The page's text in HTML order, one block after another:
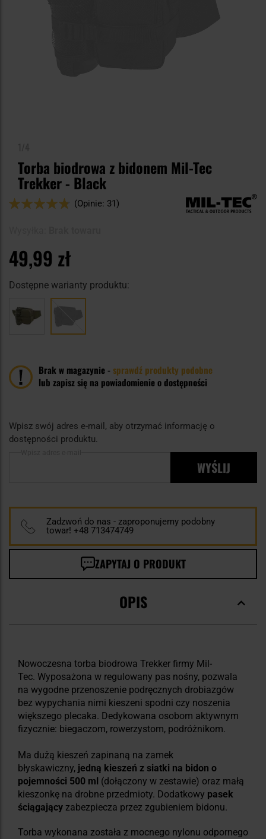
Torba biodrowa z bidonem Mil-Tec
Trekker - Black
Ocena:
(Opinie: 31)
49,99 zł
Dostępne warianty produktu:
Brak w magazynie -sprawdź produkty podobne
lub zapisz się na powiadomienie o dostępności
Wpisz swój adres e-mail, aby otrzymać informację o
dostępności produktu.
WYŚLIJ
Zadzwoń do nas - zaproponujemy podobny
towar! +48 713474749
ZAPYTAJ O PRODUKT
OPIS
Nowoczesna torba biodrowa Trekker firmy Mil-
Tec. Wyposażona w regulowany pas nośny, pozwala
na wygodne przenoszenie podręcznych drobiazgów
bez wypychania nimi kieszeni spodni czy noszenia
większego plecaka. Dedykowana osobom aktywnym
fizycznie: biegaczom, rowerzystom, podróżnikom.
Ma dużą kieszeń zapinaną na zamek
błyskawiczny, jedną kieszeń z siatki na bidon o
pojemności 500 ml (dołączony w zestawie) oraz małą
kieszonkę na drobne przedmioty. Dodatkowy pasek
ściągający zabezpiecza przez zgubieniem bidonu.
Torba wykonana została z mocnego nylonu odpornego